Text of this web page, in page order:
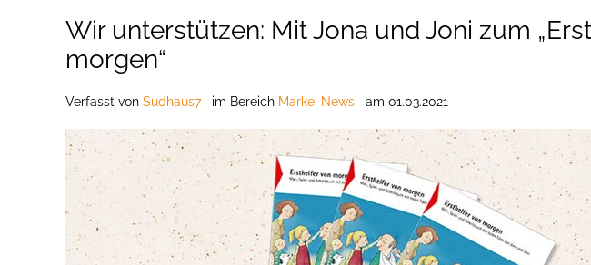
Wir unterstützen: Mit Jona und Joni zum
morgen“
Verfasst von Sudhaus7 im Bereich Marke News am 01.03.2021